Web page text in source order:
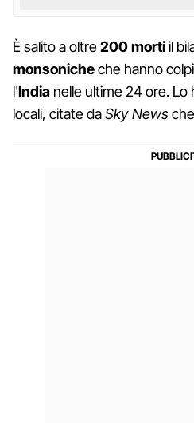
È salito a oltre200 mortiil
monsonicheche hanno
l'India nelle ultime 24 ore.
locali, citate daSky News